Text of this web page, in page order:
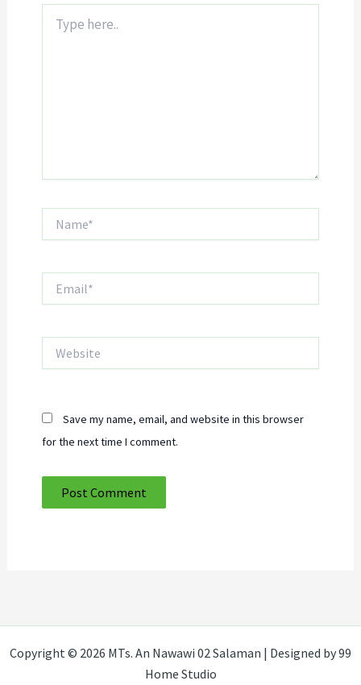
here..
Save my name, email, and website in this browser
for the next time I comment.
Copyright © 2026 MTs. An Nawawi 02 Salaman | Designed by 99
Home Studio